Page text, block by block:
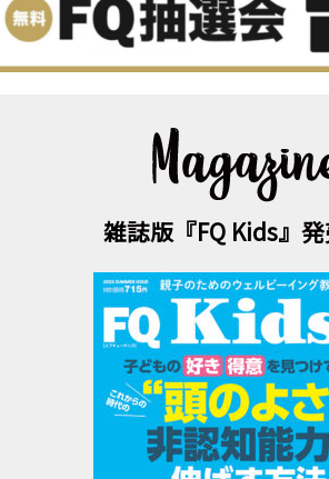
雑誌版『FQ Kids』発